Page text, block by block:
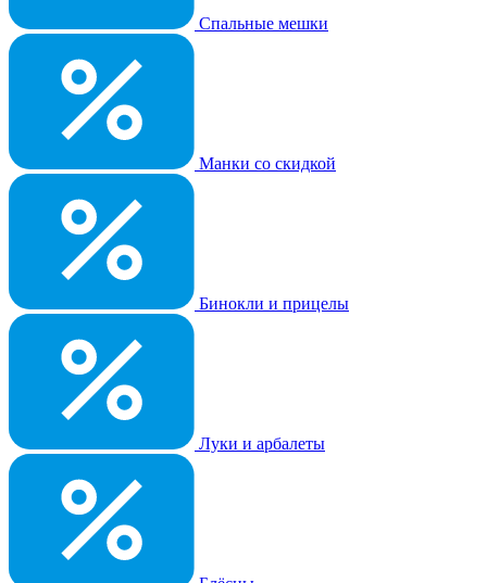
Спальные мешки
Манки со скидкой
Бинокли и прицелы
Луки и арбалеты